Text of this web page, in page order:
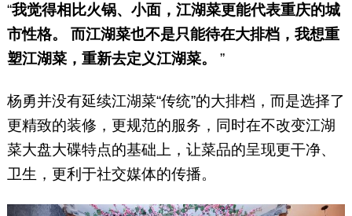
“我觉得相比火锅、小面，江湖菜更能代表重庆的城
市性格。 而江湖菜也不是只能待在大排档，我想重
塑江湖菜，重新去定义江湖菜。 ”
杨勇并没有延续江湖菜“传统”的大排档，而是选择了
更精致的装修，更规范的服务，同时在不改变江湖
菜大盘大碟特点的基础上，让菜品的呈现更干净、
卫生，更利于社交媒体的传播。